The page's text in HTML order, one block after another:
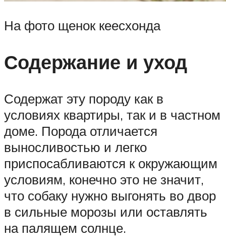
На фото щенок кеесхонда
Содержание и уход
Содержат эту породу как в
условиях квартиры, так и в частном
доме. Порода отличается
выносливостью и легко
приспосабливаются к окружающим
условиям, конечно это не значит,
что собаку нужно выгонять во двор
в сильные морозы или оставлять
на палящем солнце.